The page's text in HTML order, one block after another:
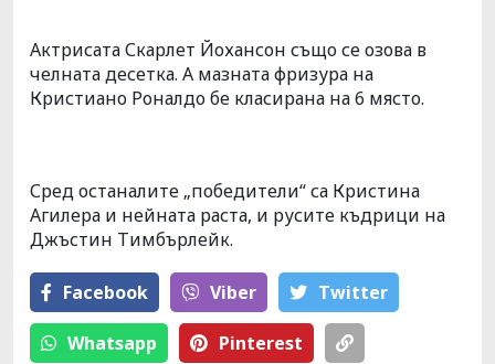
Актрисата Скарлет Йохансон също се озова в
челната десетка. А мазната фризура на
Кристиано Роналдо бе класирана на 6 място.
Сред останалите „победители“ са Кристина
Агилера и нейната раста, и русите къдрици на
Джъстин Тимбърлейк.
Facebook Viber Тwitter
Whatsapp Pinterest